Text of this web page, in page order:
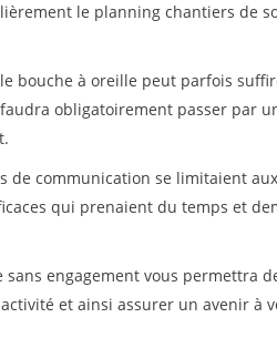
le planning chantiers de
bouche à oreille peut parfois
obligatoirement passer par
de communication se limitaient
qui prenaient du temps et
engagement vous permettra
et ainsi assurer un avenir à